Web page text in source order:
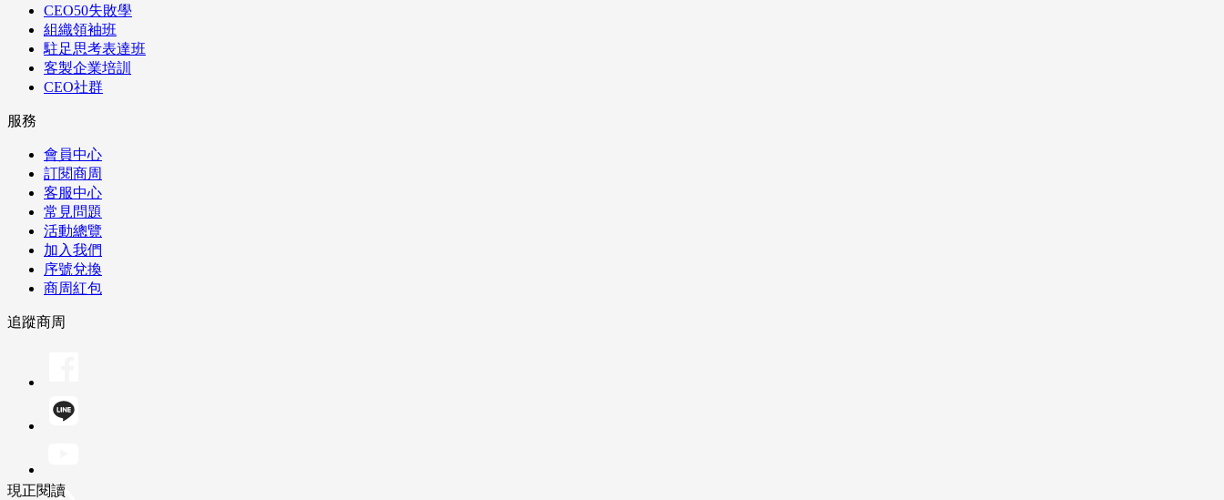
CEO50失敗學
組織領袖班
駐足思考表達班
客製企業培訓
CEO社群
服務
會員中心
訂閱商周
客服中心
常見問題
活動總覽
加入我們
序號兌換
商周紅包
追蹤商周
現正閱讀